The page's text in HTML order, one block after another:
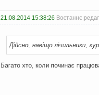
21.08.2014 15:38:26 Востаннє
Дійсно, навіщо лічильники,
Багато хто, коли починає